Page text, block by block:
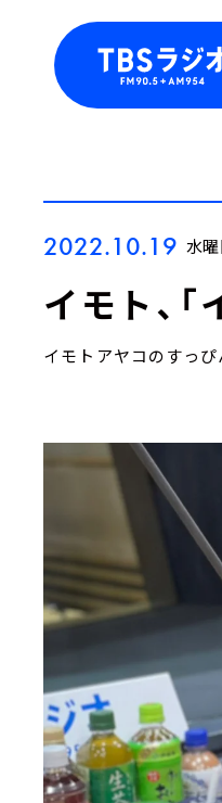
2022.10.19 水曜
イモト、
イモトアヤコのすっ